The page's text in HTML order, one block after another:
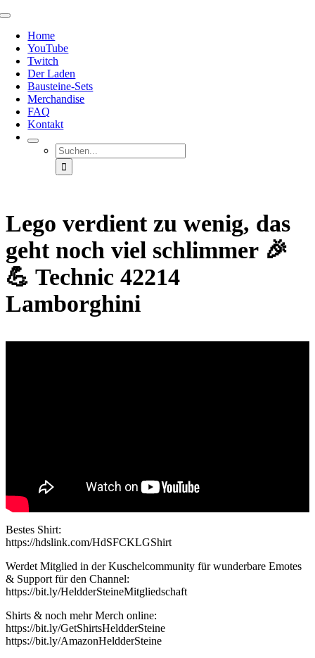
Zum
springen
Toggle
NavigationHome
YouTube
Twitch
Der Laden
Bausteine-Sets
Merchandise
FAQ
Kontakt
Suche
nach:
Lego verdient zu wenig, das
geht noch viel schlimmer 🎉
💪 Technic 42214
Lamborghini
Bestes Shirt:
https://hdslink.com/HdSFCKLGShirt
Werdet Mitglied in der Kuschelcommunity für wunderbare Emotes
& Support für den Channel:
https://bit.ly/HeldderSteineMitgliedschaft
Shirts & noch mehr Merch online:
https://bit.ly/GetShirtsHeldderSteine
https://bit.ly/AmazonHeldderSteine